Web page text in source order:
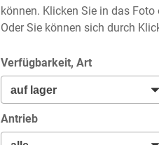
können. Klicken Sie in das
Oder Sie können sich durch
Verfügbarkeit, Art
Antrieb